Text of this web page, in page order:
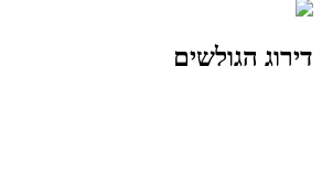
דירוג הגולשים